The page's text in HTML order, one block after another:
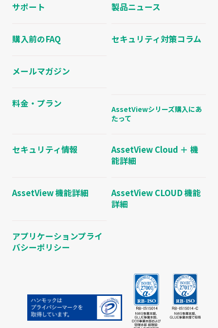
サポート 製品ニュース
購入前のFAQ セキュリティ対策コラム
メールマガジン
料金・プラン
AssetViewシリーズ購入にあ
たって
セキュリティ情報
AssetView Cloud ＋ 機
能詳細
AssetView 機能詳細
AssetView CLOUD 機能
詳細
アプリケーションプライ
バシーポリシー